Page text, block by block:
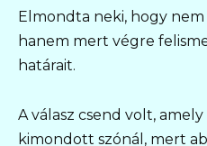
Elmondta neki, hogy
hanem mert végre
határait.
A válasz csend volt,
kimondott szónál, mert